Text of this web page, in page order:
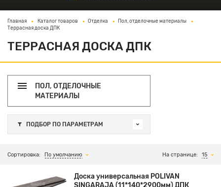
Главная Каталог товаров Отделка
Пол, отделочные материалы
Террасная доска ДПК
ТЕРРАСНАЯ ДОСКА ДПК
ПОЛ, ОТДЕЛОЧНЫЕ
МАТЕРИАЛЫ
ПОДБОР ПО ПАРАМЕТРАМ
Сортировка: По умолчанию На странице: 15
Доска универсальная POLIVAN
SINGARAJA (11*140*2900мм) ДПК